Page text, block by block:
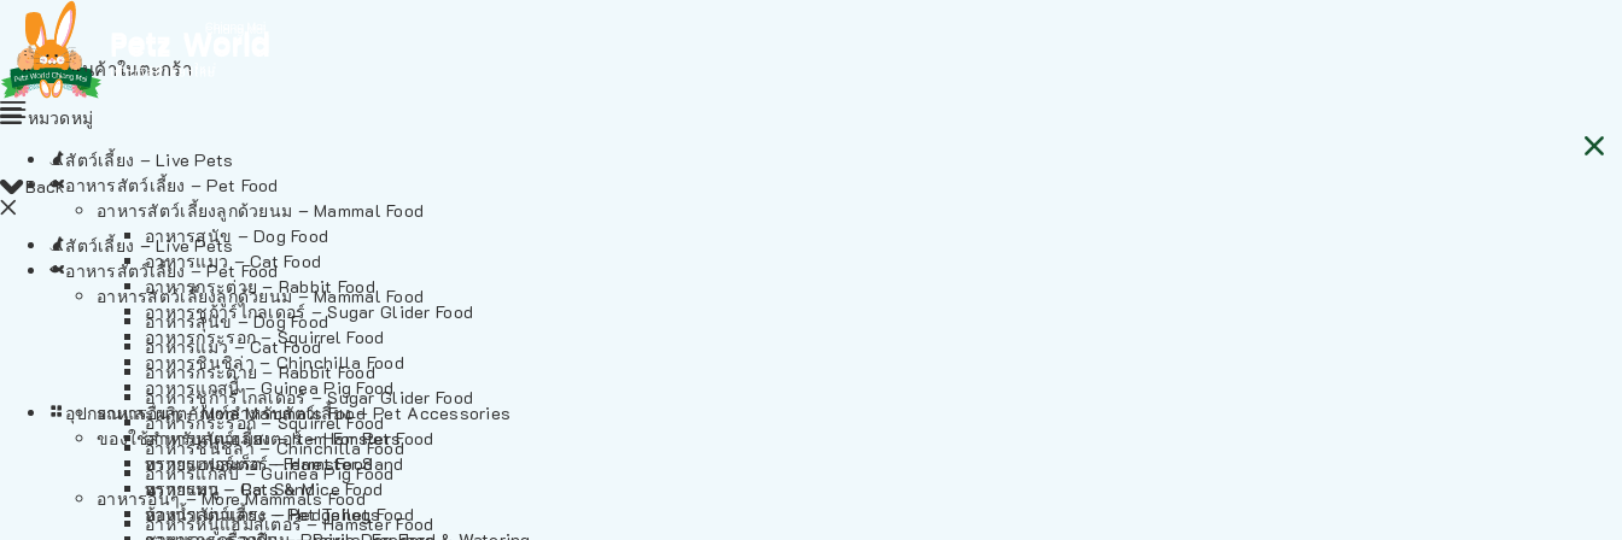
ไม่มีสินค้าในตะกร้า
Back
สัตว์เลี้ยง – Live Pets
อาหารสัตว์เลี้ยง – Pet Food
อาหารสัตว์เลี้ยงลูกด้วยนม – Mammal Food
อาหารสุนัข – Dog Food
อาหารแมว – Cat Food
อาหารกระต่าย – Rabbit Food
อาหารชูก้าร์ไกลเดอร์ – Sugar Glider Food
อาหารกระรอก – Squirrel Food
อาหารชินชิล่า – Chinchilla Food
อาหารแกสบี้ – Guinea Pig Food
อาหารอื่นๆ – More Mammals Food
อาหารหนูแฮมสเตอร์ – Hamster Food
หมวดหมู่
สัตว์เลี้ยง – Live Pets
อาหารสัตว์เลี้ยง – Pet Food
อาหารสัตว์เลี้ยงลูกด้วยนม – Mammal Food
อาหารสุนัข – Dog Food
อาหารแมว – Cat Food
อาหารกระต่าย – Rabbit Food
อาหารชูก้าร์ไกลเดอร์ – Sugar Glider Food
อาหารกระรอก – Squirrel Food
อาหารชินชิล่า – Chinchilla Food
อาหารแกสบี้ – Guinea Pig Food
อาหารอื่นๆ – More Mammals Food
อาหารหนูแฮมสเตอร์ – Hamster Food
อาหารเฟอร์เร็ต – Ferret Food
อาหารหนู – Rats & Mice Food
อาหารเม่นแคระ – Hedgehog Food
อุปกรณและผลิตภัณฑ์สำหรับสัตว์เลี้ยง – Pet Accessories
ของใช้สำหรับสัตว์เลี้ยง – Item For Pets
ทรายแฮมสเตอร์ – Hamster Sand
ทรายแมว – Cat Sand
ห้องน้ำสัตว์เลี้ยง – Pet Toilets